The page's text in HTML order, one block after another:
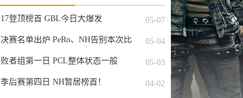
17登顶榜首 GBL今日大爆发 05-07
决赛名单出炉 PeRo、NH告别本次比
05-04
败者组第一日 PCL整体状态一般 05-03
季后赛第四日 NH暂居榜首！ 04-02